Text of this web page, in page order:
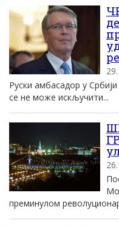
Руски амбасадор у
се не може искључити...
преминулом